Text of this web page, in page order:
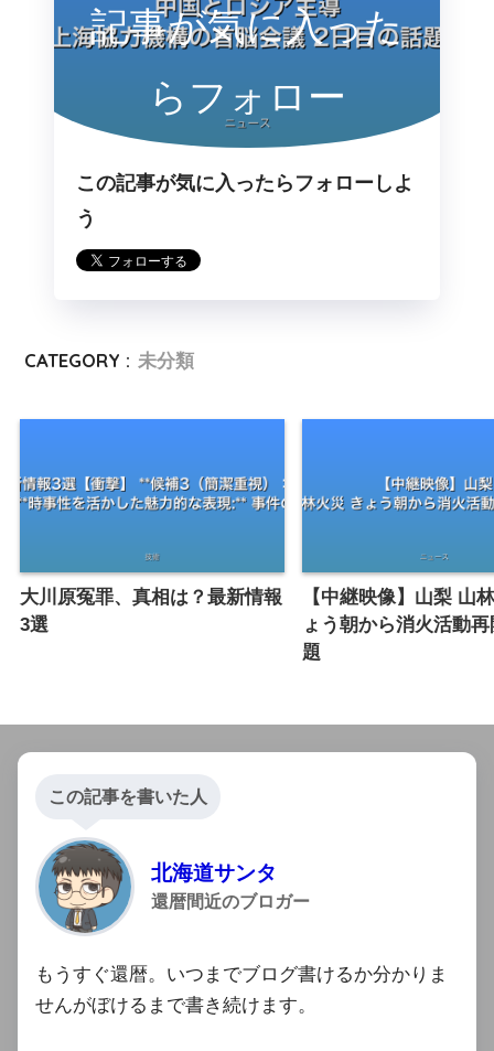
記事が気に入った
らフォロー
この記事が気に入ったらフォローしよ
う
CATEGORY : 未分類
大川原冤罪、真相は？最新情報
3選
【中継映像】山梨 山
ょう朝から消火活動
題
この記事を書いた人
北海道サンタ
還暦間近のブロガー
もうすぐ還暦。いつまでブログ書けるか分かりま
せんがぼけるまで書き続けます。